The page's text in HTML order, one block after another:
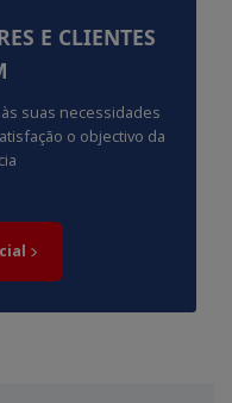
E CLIENTES
suas necessidades
o objectivo da